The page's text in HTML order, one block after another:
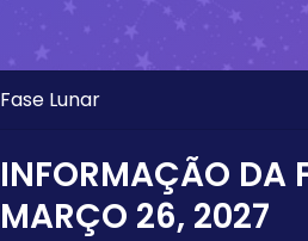
Fase Lunar
INFORMAÇÃO DA
MARÇO 26, 2027